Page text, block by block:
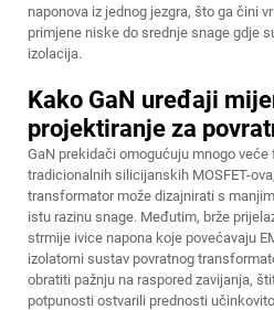
naponova iz jednog jezgra, što ga čini
primjene niske do srednje snage gdje
izolacija.
Kako GaN uređaji
projektiranje za
GaN prekidači omogućuju mnogo
tradicionalnih silicijanskih MOSFET-
transformator može dizajnirati s
istu razinu snage. Međutim, brže
strmije ivice napona koje povećavaju
izolatorni sustav povratnog
obratiti pažnju na raspored zavijanja,
potpunosti ostvarili prednosti